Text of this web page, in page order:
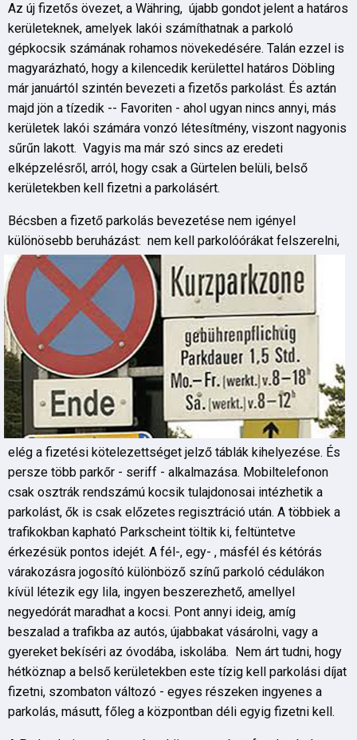
Az új fizetős övezet, a Währing, újabb gondot jelent a határos
kerületeknek, amelyek lakói számíthatnak a parkoló
gépkocsik számának rohamos növekedésére. Talán ezzel is
magyarázható, hogy a kilencedik kerülettel határos Döbling
már januártól szintén bevezeti a fizetős parkolást. És aztán
majd jön a tízedik -- Favoriten - ahol ugyan nincs annyi, más
kerületek lakói számára vonzó létesítmény, viszont nagyonis
sűrűn lakott. Vagyis ma már szó sincs az eredeti
elképzelésről, arról, hogy csak a Gürtelen belüli, belső
kerületekben kell fizetni a parkolásért.
Bécsben a fizető parkolás bevezetése nem igényel
különösebb beruházást: nem kell parkolóórákat felszerelni,
elég a fizetési kötelezettséget jelző táblák kihelyezése. És
persze több parkőr - seriff - alkalmazása. Mobiltelefonon
csak osztrák rendszámú kocsik tulajdonosai intézhetik a
parkolást, ők is csak előzetes regisztráció után. A többiek a
trafikokban kapható Parkscheint töltik ki, feltüntetve
érkezésük pontos idejét. A fél-, egy- , másfél és kétórás
várakozásra jogosító különböző színű parkoló cédulákon
kívül létezik egy lila, ingyen beszerezhető, amellyel
negyedórát maradhat a kocsi. Pont annyi ideig, amíg
beszalad a trafikba az autós, újabbakat vásárolni, vagy a
gyereket bekíséri az óvodába, iskolába. Nem árt tudni, hogy
hétköznap a belső kerületekben este tízig kell parkolási díjat
fizetni, szombaton változó - egyes részeken ingyenes a
parkolás, másutt, főleg a központban déli egyig fizetni kell.